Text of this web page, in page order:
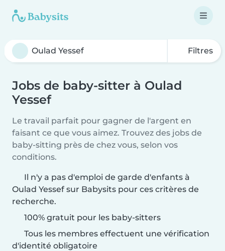
Filtres
Jobs de baby-sitter à Oulad
Yessef
Le travail parfait pour gagner de l'argent en
faisant ce que vous aimez. Trouvez des jobs de
baby-sitting près de chez vous, selon vos
conditions.
Il n'y a pas d'emploi de garde d'enfants à
Oulad Yessef sur Babysits pour ces critères de
recherche.
100% gratuit pour les baby-sitters
Tous les membres effectuent une vérification
d'identité obligatoire